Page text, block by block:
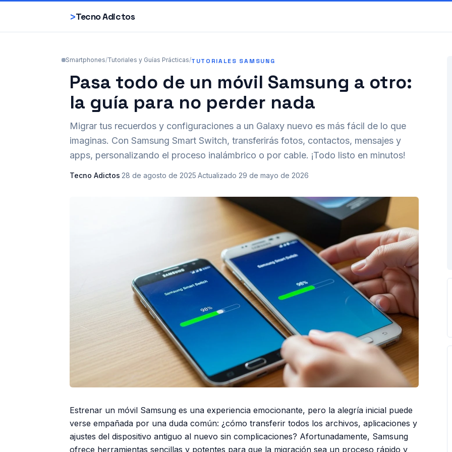
>Tecno Adictos
Smartphones/Tutoriales y Guías Prácticas/TUTORIALES SAMSUNG
Pasa todo de un móvil Samsung a otro:
la guía para no perder nada
Migrar tus recuerdos y configuraciones a un Galaxy nuevo es más fácil de lo que
imaginas. Con Samsung Smart Switch, transferirás fotos, contactos, mensajes y
apps, personalizando el proceso inalámbrico o por cable. ¡Todo listo en minutos!
Tecno Adictos·28 de agosto de 2025·Actualizado 29 de mayo de 2026
Estrenar un móvil Samsung es una experiencia emocionante, pero la alegría inicial puede
verse empañada por una duda común: ¿cómo transferir todos los archivos, aplicaciones y
ajustes del dispositivo antiguo al nuevo sin complicaciones? Afortunadamente, Samsung
ofrece herramientas sencillas y potentes para que la migración sea un proceso rápido y